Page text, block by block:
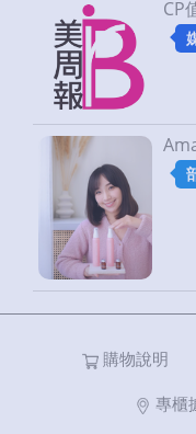
購物說明
專櫃